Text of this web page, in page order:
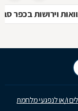
וירושות בכפר
ו/או לנפגעי מלחמת